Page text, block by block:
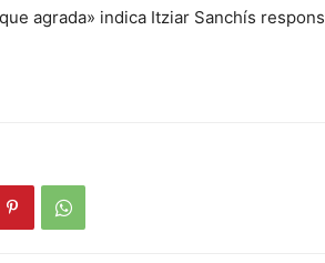
agrada» indica Itziar Sanchís